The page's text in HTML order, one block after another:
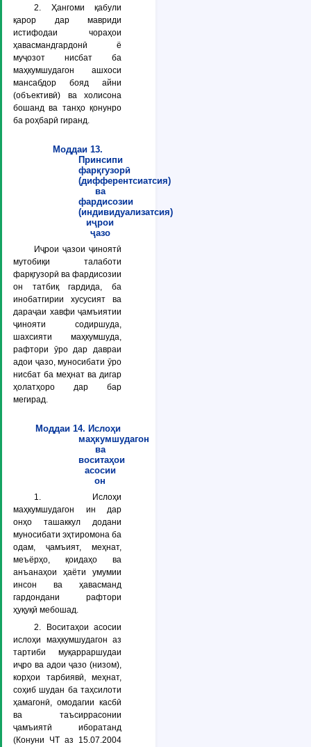
2. Ҳангоми қабули
қарор дар мавриди
истифодаи чораҳои
ҳавасмандгардонӣ ё
муҷозот нисбат ба
маҳкумшудагон ашхоси
мансабдор бояд айни
(объективӣ) ва холисона
бошанд ва танҳо қонунро
ба роҳбарӣ гиранд.
Моддаи 13.
Принсипи
фарқгузорӣ
(дифферентсиатсия)
ва
фардисозии
(индивидуализатсия)
иҷрои
ҷазо
Иҷрои ҷазои ҷиноятӣ
мутобиқи талаботи
фарқгузорӣ ва фардисозии
он татбиқ гардида, ба
инобатгирии хусусият ва
дараҷаи хавфи ҷамъиятии
ҷинояти содиршуда,
шахсияти маҳкумшуда,
рафтори ӯро дар давраи
адои ҷазо, муносибати ӯро
нисбат ба меҳнат ва дигар
ҳолатҳоро дар бар
мегирад.
Моддаи 14. Ислоҳи
маҳкумшудагон
ва
воситаҳои
асосии
он
1. Ислоҳи
маҳкумшудагон ин дар
онҳо ташаккул додани
муносибати эҳтиромона ба
одам, ҷамъият, меҳнат,
меъёрҳо, қоидаҳо ва
анъанаҳои ҳаёти умумии
инсон ва ҳавасманд
гардондани рафтори
ҳуқуқӣ мебошад.
2. Воситаҳои асосии
ислоҳи маҳкумшудагон аз
тартиби муқарраршудаи
иҷро ва адои ҷазо (низом),
корҳои тарбиявӣ, меҳнат,
соҳиб шудан ба таҳсилоти
ҳамагонӣ, омодагии касбӣ
ва таъсиррасонии
ҷамъиятӣ иборатанд
(Конуни ЧТ аз 15.07.2004